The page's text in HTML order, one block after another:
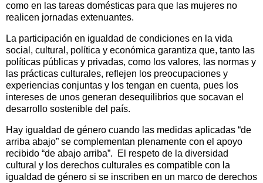
como en las tareas domésticas para que las mujeres no
realicen jornadas extenuantes.
La participación en igualdad de condiciones en la vida
social, cultural, política y económica garantiza que, tanto las
políticas públicas y privadas, como los valores, las normas y
las prácticas culturales, reflejen los preocupaciones y
experiencias conjuntas y los tengan en cuenta, pues los
intereses de unos generan desequilibrios que socavan el
desarrollo sostenible del país.
Hay igualdad de género cuando las medidas aplicadas “de
arriba abajo” se complementan plenamente con el apoyo
recibido “de abajo arriba”.
El respeto de la diversidad
cultural y los derechos culturales es compatible con la
igualdad de género si se inscriben en un marco de derechos